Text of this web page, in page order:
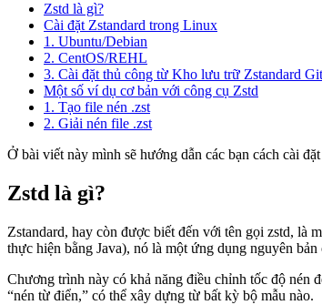
Zstd là gì?
Cài đặt Zstandard trong Linux
1. Ubuntu/Debian
2. CentOS/REHL
3. Cài đặt thủ công từ Kho lưu trữ Zstandard
Một số ví dụ cơ bản với công cụ Zstd
1. Tạo file nén .zst
2. Giải nén file .zst
Ở bài viết này mình sẽ hướng dẫn các bạn cách cài
Zstd là gì?
Zstandard, hay còn được biết đến với tên gọi zstd, là
thực hiện bằng Java), nó là một ứng dụng nguyên
Chương trình này có khả năng điều chỉnh tốc độ nén
“nén từ điển,” có thể xây dựng từ bất kỳ bộ mẫu nào.